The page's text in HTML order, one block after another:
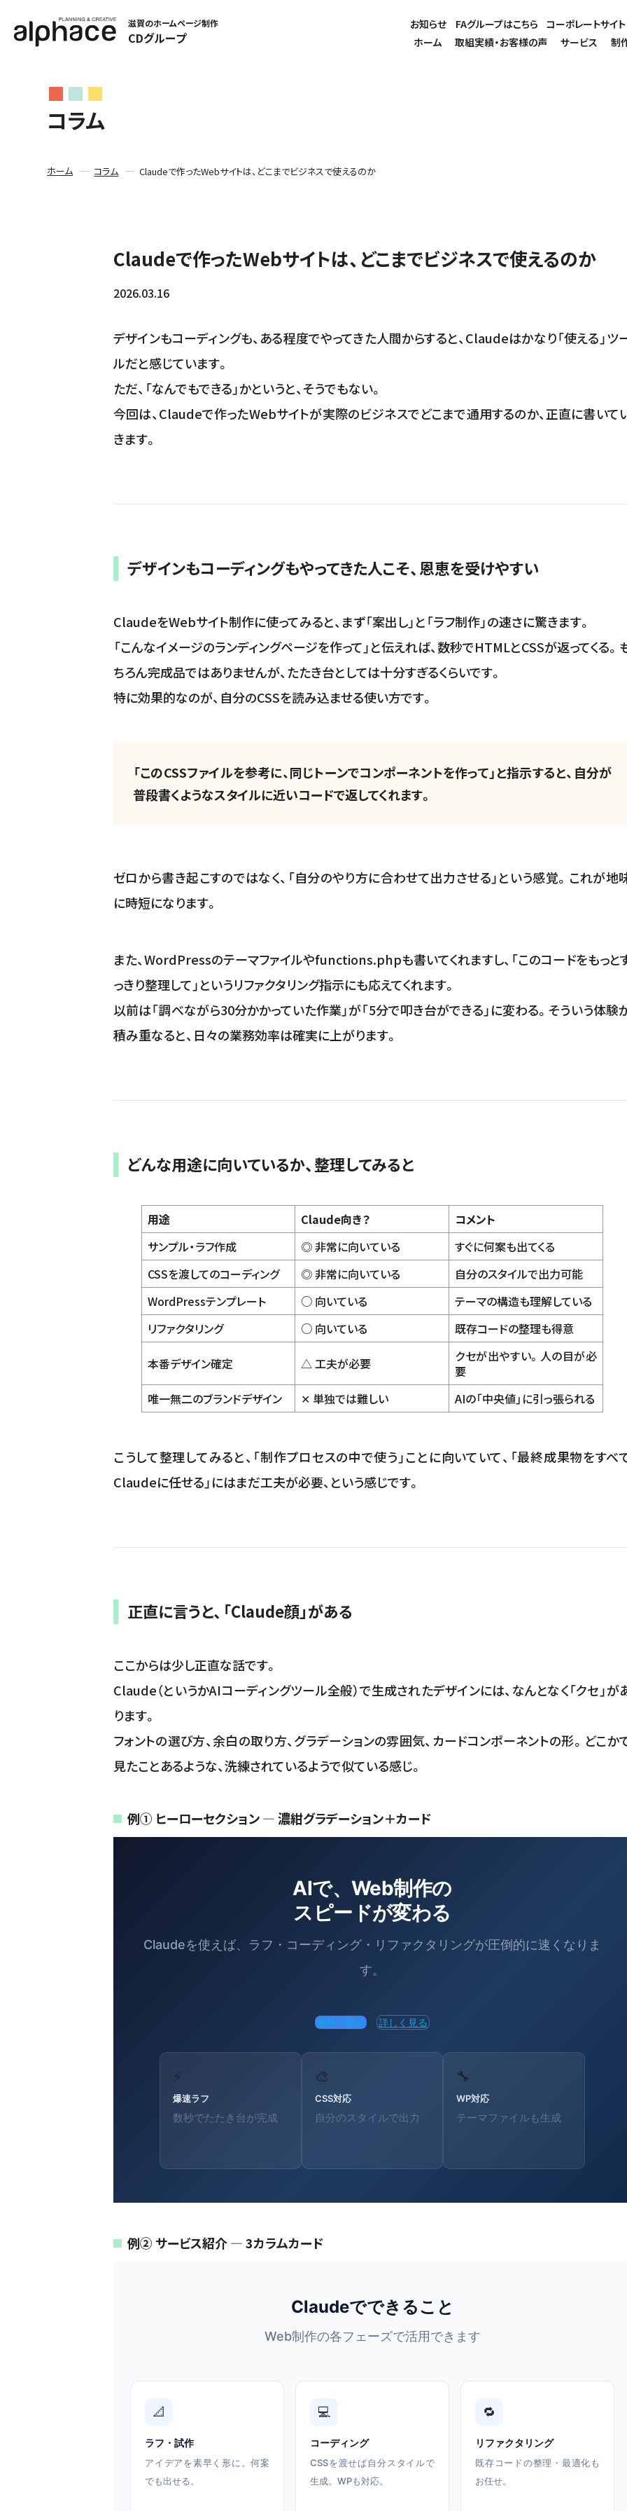
滋賀のホームページ制作
CDグループ ホーム 取組実績・お客様の声 サービス 制
お知らせ FAグループはこちら コーポレートサイト
コラム
ホーム コラム Claudeで作ったWebサイトは、どこまでビジネスで使えるのか
Claudeで作ったWebサイトは、どこまでビジネスで使えるのか
2026.03.16
デザインもコーディングも、ある程度でやってきた人間からすると、Claudeはかなり「使える」ツ
ルだと感じています。
ただ、「なんでもできる」かというと、そうでもない。
今回は、Claudeで作ったWebサイトが実際のビジネスでどこまで通用するのか、正直に書いて
きます。
デザインもコーディングもやってきた人こそ、恩恵を受けやすい
ClaudeをWebサイト制作に使ってみると、まず「案出し」と「ラフ制作」の速さに驚きます。
「こんなイメージのランディングページを作って」と伝えれば、数秒でHTMLとCSSが返ってくる。
ちろん完成品ではありませんが、たたき台としては十分すぎるくらいです。
特に効果的なのが、自分のCSSを読み込ませる使い方です。
「このCSSファイルを参考に、同じトーンでコンポーネントを作って」と指示すると、自分が
普段書くようなスタイルに近いコードで返してくれます。
ゼロから書き起こすのではなく、「自分のやり方に合わせて出力させる」という感覚。これが地
に時短になります。
また、WordPressのテーマファイルやfunctions.phpも書いてくれますし、「このコードをもっと
っきり整理して」というリファクタリング指示にも応えてくれます。
以前は「調べながら30分かかっていた作業」が「5分で叩き台ができる」に変わる。そういう体験
積み重なると、日々の業務効率は確実に上がります。
どんな用途に向いているか、整理してみると
用途 Claude向き？
コメント
サンプル・ラフ作成
◎ 非常に向いている
すぐに何案も出てくる
CSSを渡してのコーディング
◎ 非常に向いている
自分のスタイルで出力可能
WordPressテンプレート
○ 向いている
テーマの構造も理解している
リファクタリング
○ 向いている 既存コードの整理も得意
本番デザイン確定 △ 工夫が必要
クセが出やすい。人の目が必
要
唯一無二のブランドデザイン
✕ 単独では難しい AIの「中央値」に引っ張られる
こうして整理してみると、「制作プロセスの中で使う」ことに向いていて、「最終成果物をすべ
Claudeに任せる」にはまだ工夫が必要、という感じです。
正直に言うと、「Claude顔」がある
ここからは少し正直な話です。
Claude（というかAIコーディングツール全般）で生成されたデザインには、なんとなく「クセ」が
ります。
フォントの選び方、余白の取り方、グラデーションの雰囲気、カードコンポーネントの形。どこか
見たことあるような、洗練されているようで似ている感じ。
例① ヒーローセクション — 濃紺グラデーション＋カード
AIで、Web制作の
スピードが変わる
Claudeを使えば、ラフ・コーディング・リファクタリングが圧倒的に速くなりま
す。
無料で試す 詳しく見る
⚡
爆速ラフ
数秒でたたき台が完成
🎨
CSS対応
自分のスタイルで出力
🔧
WP対応
テーマファイルも生成
例② サービス紹介 — 3カラムカード
Claudeでできること
Web制作の各フェーズで活用できます
📐
ラフ・試作
アイデアを素早く形に。何案
でも出せる。
💻
コーディング
CSSを渡せば自分スタイルで
生成。WPも対応。
🔁
リファクタリング
既存コードの整理・最適化も
お任せ。